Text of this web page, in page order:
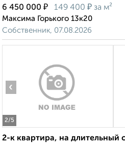
6 450 000 ₽ 149 400 ₽ за м²
Максима Горького 13к20
Собственник, 07.08.2026
2/5
‹
2-к квартира, на длительный